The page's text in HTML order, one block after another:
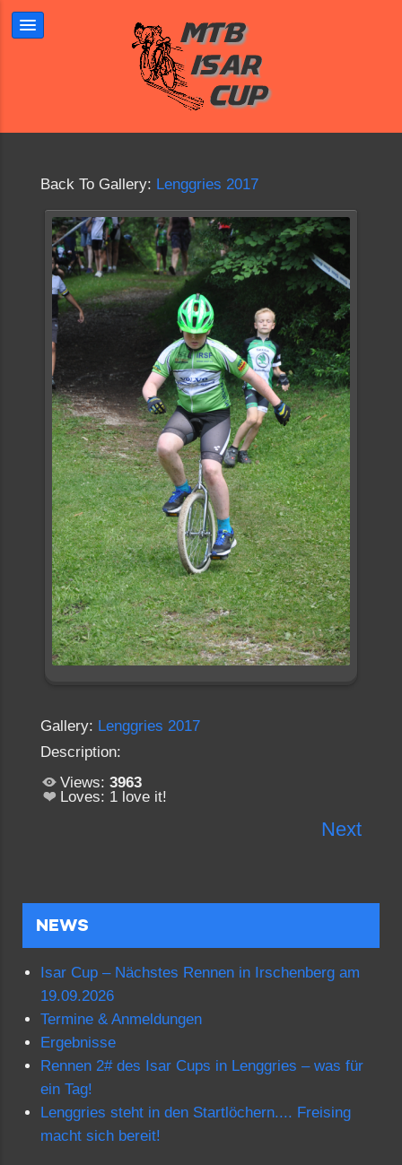
Back To Gallery: Lenggries 2017
Gallery: Lenggries 2017
Description:
Views: 3963
Loves: 1 love it!
Next
NEWS
Isar Cup – Nächstes Rennen in Irschenberg am
19.09.2026
Termine & Anmeldungen
Ergebnisse
Rennen 2# des Isar Cups in Lenggries – was für
ein Tag!
Lenggries steht in den Startlöchern.... Freising
macht sich bereit!